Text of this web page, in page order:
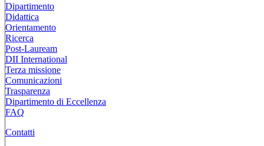
Dipartimento
Didattica
Orientamento
Ricerca
Post-Lauream
DII International
Terza missione
Comunicazioni
Trasparenza
Dipartimento di Eccellenza
FAQ
Contatti